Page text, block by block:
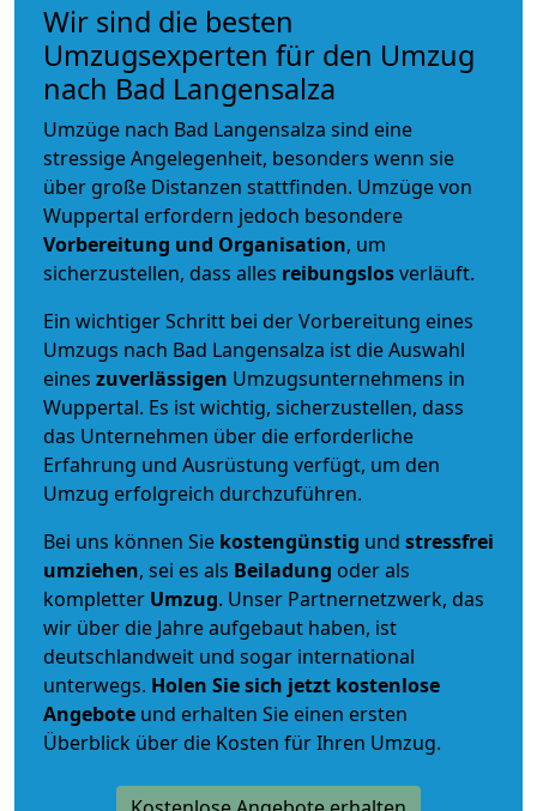
Wir sind die besten
Umzugsexperten für den Umzug
nach Bad Langensalza
Umzüge nach Bad Langensalza sind eine
stressige Angelegenheit, besonders wenn sie
über große Distanzen stattfinden. Umzüge von
Wuppertal erfordern jedoch besondere
Vorbereitung und Organisation, um
sicherzustellen, dass alles reibungslosverläuft.
Ein wichtiger Schritt bei der Vorbereitung eines
Umzugs nach Bad Langensalza ist die Auswahl
eines zuverlässigen Umzugsunternehmens in
Wuppertal. Es ist wichtig, sicherzustellen, dass
das Unternehmen über die erforderliche
Erfahrung und Ausrüstung verfügt, um den
Umzug erfolgreich durchzuführen.
Bei uns können Sie kostengünstig und stressfrei
umziehen, sei es als Beiladung oder als
kompletter Umzug. Unser Partnernetzwerk, das
wir über die Jahre aufgebaut haben, ist
deutschlandweit und sogar international
unterwegs. Holen Sie sich jetzt kostenlose
Angebote und erhalten Sie einen ersten
Überblick über die Kosten für Ihren Umzug.